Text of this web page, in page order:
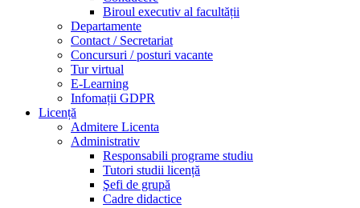
Biroul executiv al facultății
Departamente
Contact / Secretariat
Concursuri / posturi vacante
Tur virtual
E-Learning
Infomații GDPR
Licență
Admitere Licenta
Administrativ
Responsabili programe studiu
Tutori studii licență
Şefi de grupă
Cadre didactice